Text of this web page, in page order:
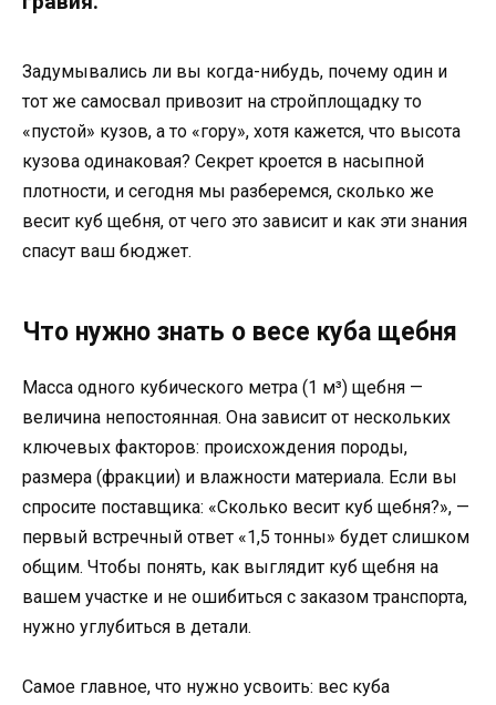
Задумывались ли вы когда-нибудь, почему один и
тот же самосвал привозит на стройплощадку то
«пустой» кузов, а то «гору», хотя кажется, что высота
кузова одинаковая? Секрет кроется в насыпной
плотности, и сегодня мы разберемся, сколько же
весит куб щебня, от чего это зависит и как эти знания
спасут ваш бюджет.
Что нужно знать о весе куба щебня
Масса одного кубического метра (1 м³) щебня —
величина непостоянная. Она зависит от нескольких
ключевых факторов: происхождения породы,
размера (фракции) и влажности материала. Если вы
спросите поставщика: «Сколько весит куб щебня?», —
первый встречный ответ «1,5 тонны» будет слишком
общим. Чтобы понять, как выглядит куб щебня на
вашем участке и не ошибиться с заказом транспорта,
нужно углубиться в детали.
Самое главное, что нужно усвоить: вес куба